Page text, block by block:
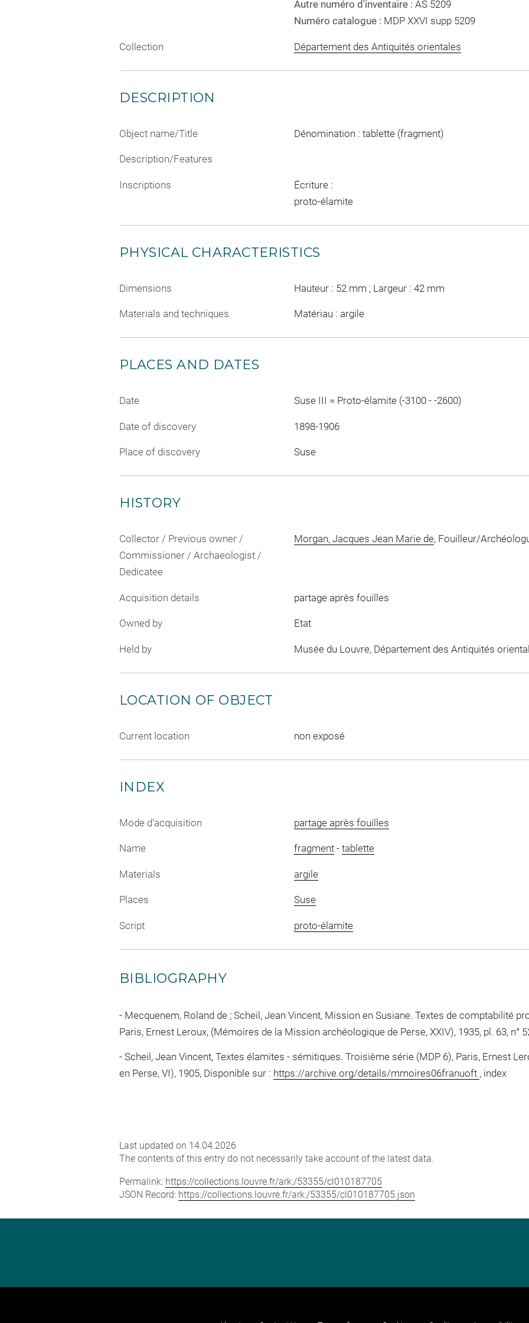
Autre numéro d'inventaire : AS 5209
Numéro catalogue : MDP XXVI supp 5209
Collection Département des Antiquités orientales
DESCRIPTION
Object name/Title Dénomination : tablette (fragment)
Description/Features
Inscriptions
Écriture :
proto-élamite
PHYSICAL CHARACTERISTICS
Dimensions Hauteur : 52 mm ; Largeur : 42 mm
Materials and techniques Matériau : argile
PLACES AND DATES
Date Suse III = Proto-élamite (-3100 - -2600)
Date of discovery 1898-1906
Place of discovery Suse
HISTORY
Collector / Previous owner /
Commissioner / Archaeologist /
Dedicatee
Morgan, Jacques Jean Marie de, Fouilleur/
Acquisition details partage après fouilles
Owned by Etat
Held by Musée du Louvre, Département des Antiquités
LOCATION OF OBJECT
Current location non exposé
INDEX
Mode d'acquisition partage après fouilles
Name fragment- tablette
Materials argile
Places Suse
Script proto-élamite
BIBLIOGRAPHY
Mecquenem, Roland de ; Scheil, Jean Vincent, Mission en Susiane. Textes de comptabilité
Paris, Ernest Leroux, (Mémoires de la Mission archéologique de Perse, XXIV), 1935, pl. 63, n°
Scheil, Jean Vincent, Textes élamites - sémitiques. Troisième série (MDP 6), Paris, Ernest
en Perse, VI), 1905, Disponible sur : https://archive.org/details/mmoires06franuoft , index
Last updated on 14.04.2026
The contents of this entry do not necessarily take account of the latest data.
Permalink: https://collections.louvre.fr/ark:/53355/cl010187705
JSON Record: https://collections.louvre.fr/ark:/53355/cl010187705.json